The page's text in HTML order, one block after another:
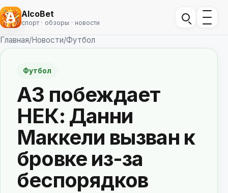
AlcoBet
спорт · обзоры · новости
Главная/Новости/Футбол
Футбол
АЗ побеждает
НЕК: Данни
Маккели вызван к
бровке из-за
беспорядков